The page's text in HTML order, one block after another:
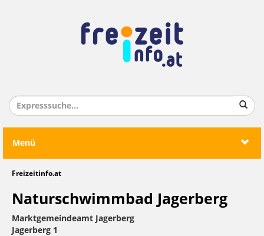
Menü
Freizeitinfo.at
Naturschwimmbad Jagerberg
Marktgemeindeamt Jagerberg
Jagerberg 1